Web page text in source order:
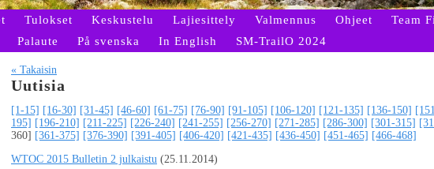
Tulokset Keskustelu Lajiesittely Valmennus Ohjeet Team
Palaute På svenska In English SM-TrailO 2024
« Takaisin
Uutisia
[1-15] [16-30] [31-45] [46-60] [61-75] [76-90] [91-105] [106-120] [121-135] [136-150]
195] [196-210] [211-225] [226-240] [241-255] [256-270] [271-285] [286-300] [301-315]
360] [361-375] [376-390] [391-405] [406-420] [421-435] [436-450] [451-465] [466-468]
WTOC 2015 Bulletin 2 julkaistu (25.11.2014)